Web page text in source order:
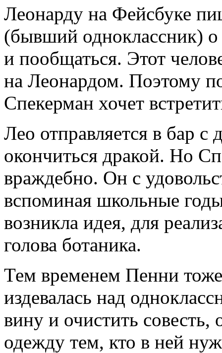
Леонарду на Фейсбуке
(бывший одноклассник) о
и пообщаться. Этот
на Леонардом. Поэтому
Спекерман хочет
Лео отправляется в бар с
окончиться дракой. Но
враждебно. Он с
вспоминая школьные
возникла идея, для
голова ботаника.
Тем временем Пенни
издевалась над
вину и очистить
одежду тем, кто в ней